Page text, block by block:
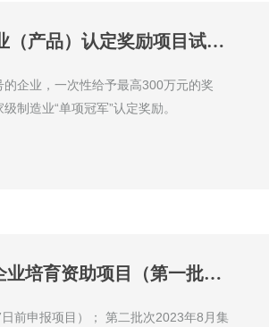
关于国家级制造业“单项冠军”企业（产品）认定奖励项目试行“免申即享”的通知
企业，一次性给予最高300万元的奖
松山湖 · 关于开展2023年度科技企业培育资助项目（第一批次）申报的通知
第二批次2023年8月集